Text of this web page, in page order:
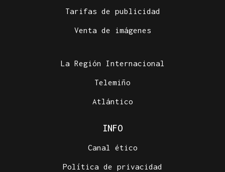
Tarifas de publicidad
Venta de imágenes
La Región Internacional
Telemiño
Atlántico
INFO
Canal ético
Política de privacidad